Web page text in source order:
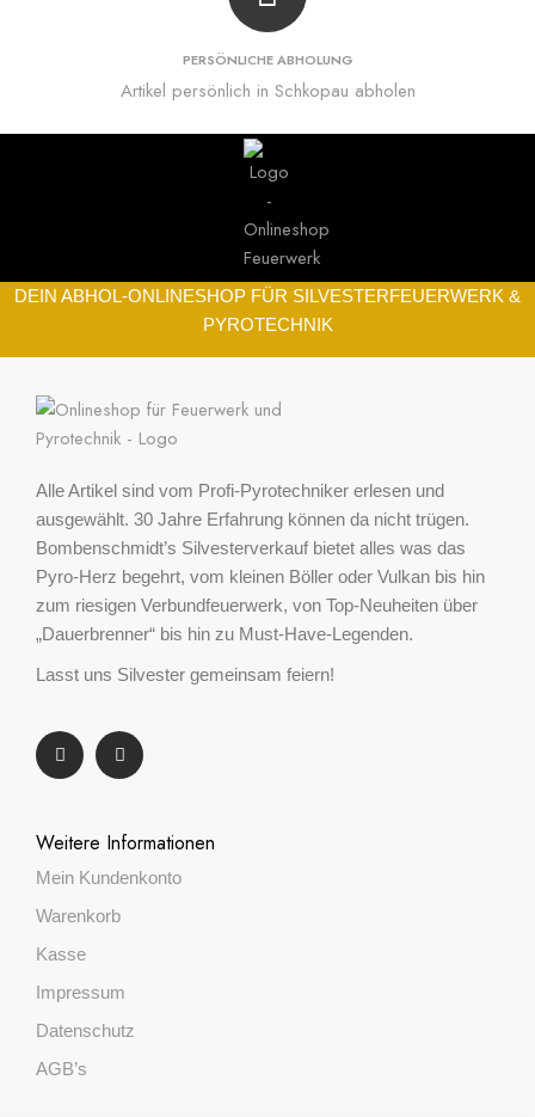
PERSÖNLICHE ABHOLUNG
Artikel persönlich in Schkopau abholen
DEIN ABHOL-ONLINESHOP FÜR SILVESTERFEUERWERK &
PYROTECHNIK
Alle Artikel sind vom Profi-Pyrotechniker erlesen und
ausgewählt. 30 Jahre Erfahrung können da nicht trügen.
Bombenschmidt’s Silvesterverkauf bietet alles was das
Pyro-Herz begehrt, vom kleinen Böller oder Vulkan bis hin
zum riesigen Verbundfeuerwerk, von Top-Neuheiten über
„Dauerbrenner“ bis hin zu Must-Have-Legenden.
Lasst uns Silvester gemeinsam feiern!
Weitere Informationen
Mein Kundenkonto
Warenkorb
Kasse
Impressum
Datenschutz
AGB’s